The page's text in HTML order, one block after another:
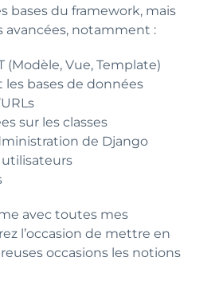
bases du framework, mais
avancées, notamment :
(Modèle, Vue, Template)
les bases de données
sur les classes
de Django
utilisateurs
avec toutes mes
l’occasion de mettre en
occasions les notions